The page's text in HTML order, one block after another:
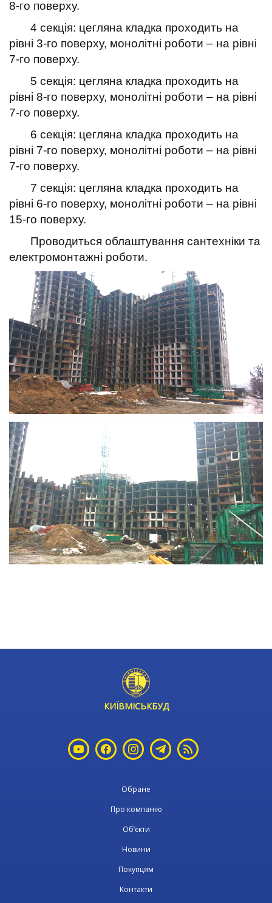
8-го поверху.
4 секція: цегляна кладка проходить на
рівні 3-го поверху, монолітні роботи – на рівні
7-го поверху.
5 секція: цегляна кладка проходить на
рівні 8-го поверху, монолітні роботи – на рівні
7-го поверху.
6 секція: цегляна кладка проходить на
рівні 7-го поверху, монолітні роботи – на рівні
7-го поверху.
7 секція: цегляна кладка проходить на
рівні 6-го поверху, монолітні роботи – на рівні
15-го поверху.
Проводиться облаштування сантехніки та
електромонтажні роботи.
КИЇВМІСЬКБУД
Обране
Про компанію
Об’єкти
Новини
Покупцям
Контакти